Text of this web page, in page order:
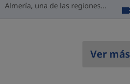
Almería, una de las regiones...
Ver más